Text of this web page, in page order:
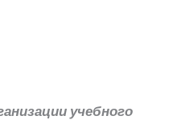
учебного